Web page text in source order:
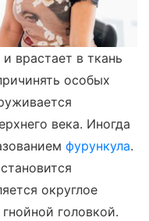
врастает в ткань
особых
века. Иногда
фурункула.
округлое
головкой.